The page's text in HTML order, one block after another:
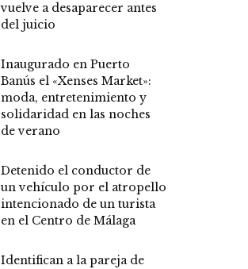
vuelve a desaparecer antes
del juicio
Inaugurado en Puerto
Banús el «Xenses Market»:
moda, entretenimiento y
solidaridad en las noches
de verano
Detenido el conductor de
un vehículo por el atropello
intencionado de un turista
en el Centro de Málaga
Identifican a la pareja de